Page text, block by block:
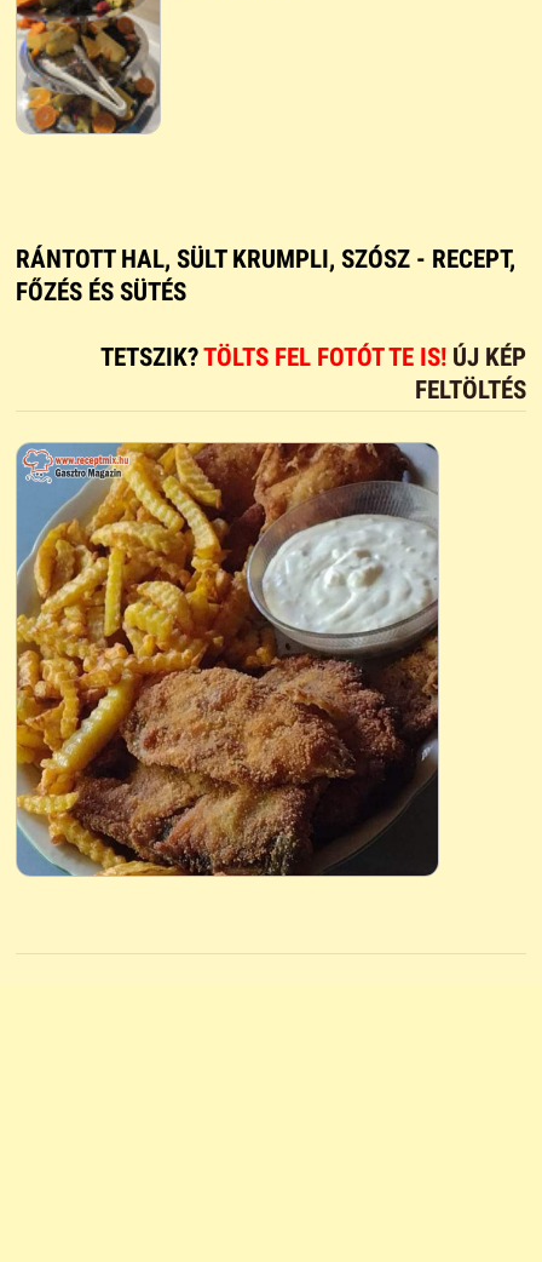
RÁNTOTT HAL, SÜLT KRUMPLI, SZÓSZ - RECEPT,
FŐZÉS ÉS SÜTÉS
TETSZIK?TÖLTS FEL FOTÓT TE IS! ÚJ KÉP
FELTÖLTÉS